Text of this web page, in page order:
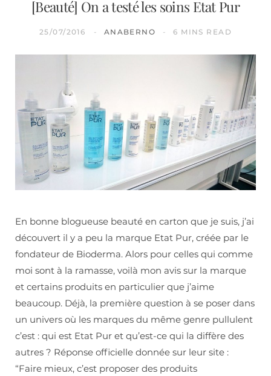
[Beauté] On a testé les soins Etat Pur
25/07/2016 ANABERNO 6 MINS READ
En bonne blogueuse beauté en carton que je suis, j’ai
découvert il y a peu la marque Etat Pur, créée par le
fondateur de Bioderma. Alors pour celles qui comme
moi sont à la ramasse, voilà mon avis sur la marque
et certains produits en particulier que j’aime
beaucoup. Déjà, la première question à se poser dans
un univers où les marques du même genre pullulent
c’est : qui est Etat Pur et qu’est-ce qui la diffère des
autres ? Réponse officielle donnée sur leur site :
“Faire mieux, c’est proposer des produits